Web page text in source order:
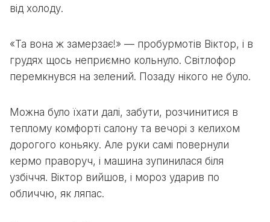
від холоду.
«Та вона ж замерзає!» — пробурмотів Віктор, і в
грудях щось неприємно кольнуло. Світлофор
перемкнувся на зелений. Позаду нікого не було.
Можна було їхати далі, забути, розчинитися в
теплому комфорті салону та вечорі з келихом
дорогого коньяку. Але руки самі повернули
кермо праворуч, і машина зупинилася біля
узбіччя. Віктор вийшов, і мороз ударив по
обличчю, як ляпас.